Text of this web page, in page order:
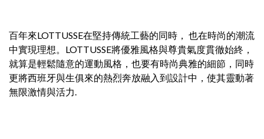
百年來LOTTUSSE在堅持傳統工藝的同時， 也在時尚的潮流
中實現理想。LOTTUSSE將優雅風格與尊貴氣度貫徹始終，
就算是輕鬆隨意的運動風格，也要有時尚典雅的細節，同時
更將西班牙與生俱來的熱烈奔放融入到設計中，使其靈動著
無限激情與活力.